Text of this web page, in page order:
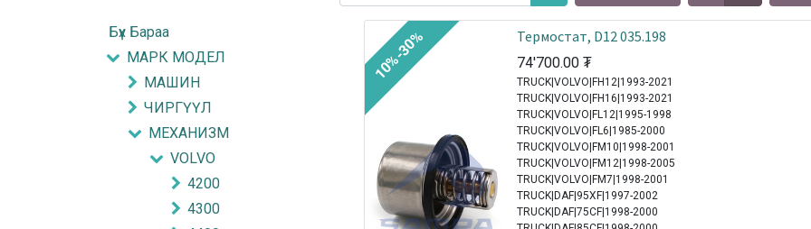
Бүх Бараа
МАРК МОДЕЛ
МАШИН
ЧИРГҮҮЛ
МЕХАНИЗМ
VOLVO
4200
4300
Термостат, D12 035.198
74'700.00 ₮
TRUCK|VOLVO|FH12|1993-2021
TRUCK|VOLVO|FH16|1993-2021
TRUCK|VOLVO|FL12|1995-1998
TRUCK|VOLVO|FL6|1985-2000
TRUCK|VOLVO|FM10|1998-2001
TRUCK|VOLVO|FM12|1998-2005
TRUCK|VOLVO|FM7|1998-2001
TRUCK|DAF|95XF|1997-2002
TRUCK|DAF|75CF|1998-2000
10%-30%